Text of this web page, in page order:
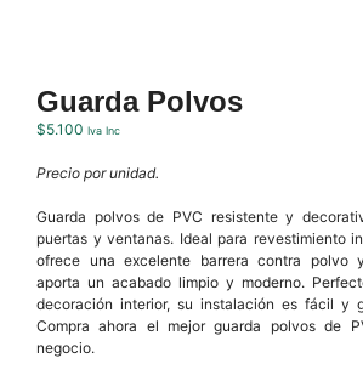
Guarda Polvos
$5.100 Iva Inc
Precio por unidad.
Guarda polvos de PVC resistente y
puertas y ventanas. Ideal para revestimiento
ofrece una excelente barrera contra polvo
aporta un acabado limpio y moderno.
decoración interior, su instalación es fácil y
Compra ahora el mejor guarda polvos de
negocio.